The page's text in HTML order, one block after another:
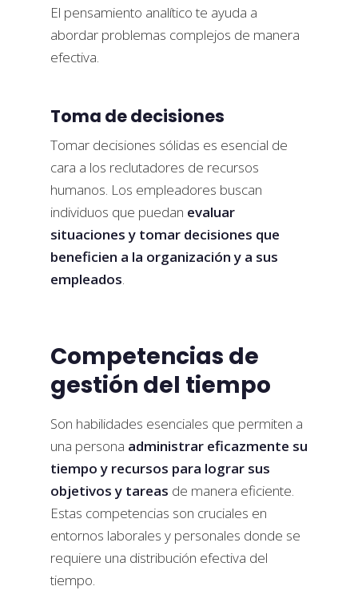
El pensamiento analítico te ayuda a
abordar problemas complejos de manera
efectiva.
Toma de decisiones
Tomar decisiones sólidas es esencial de
cara a los reclutadores de recursos
humanos. Los empleadores buscan
individuos que puedan evaluar
situaciones y tomar decisiones que
beneficien a la organización y a sus
empleados.
Competencias de
gestión del tiempo
Son habilidades esenciales que permiten a
una persona administrar eficazmente su
tiempo y recursos para lograr sus
objetivos y tareas de manera eficiente.
Estas competencias son cruciales en
entornos laborales y personales donde se
requiere una distribución efectiva del
tiempo.